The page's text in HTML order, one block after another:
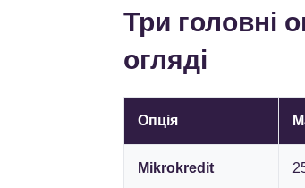
Три головні
огляді
Опція
Mikrokredit